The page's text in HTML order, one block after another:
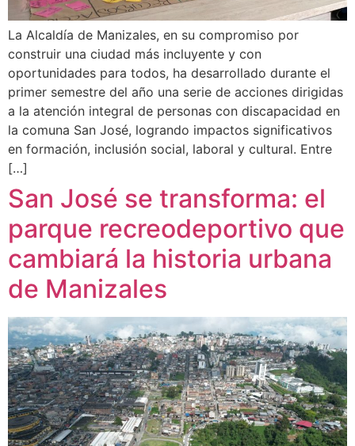
La Alcaldía de Manizales, en su compromiso por
construir una ciudad más incluyente y con
oportunidades para todos, ha desarrollado durante el
primer semestre del año una serie de acciones dirigidas
a la atención integral de personas con discapacidad en
la comuna San José, logrando impactos significativos
en formación, inclusión social, laboral y cultural. Entre
[…]
San José se transforma: el
parque recreodeportivo que
cambiará la historia urbana
de Manizales